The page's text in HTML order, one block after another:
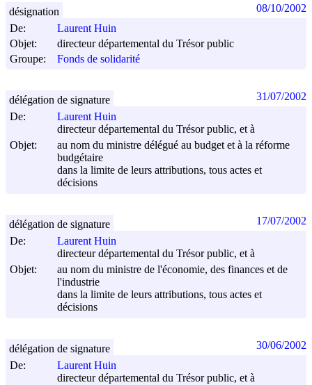
De:
Laurent Huin
Objet:
directeur départemental du Trésor public
Groupe:
Fonds de solidarité
désignation 08/10/2002
De:
Laurent Huin
directeur départemental du Trésor public, et à
Objet:
au nom du ministre délégué au budget et à la réforme
budgétaire
dans la limite de leurs attributions, tous actes et
décisions
délégation de signature 31/07/2002
De:
Laurent Huin
directeur départemental du Trésor public, et à
Objet:
au nom du ministre de l'économie, des finances et de
l'industrie
dans la limite de leurs attributions, tous actes et
décisions
délégation de signature 17/07/2002
De:
Laurent Huin
directeur départemental du Trésor public, et à
délégation de signature 30/06/2002